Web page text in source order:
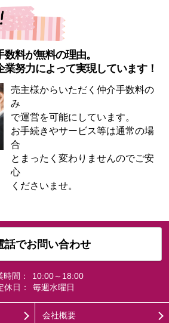
数料が無料の理由。
努力によって実現しています！
売主様からいただく仲介手数料の
み
で運営を可能にしています。
お手続きやサービス等は通常の場
合
とまったく変わりませんのでご安
心
くださいませ。
話でお問い合わせ
時間：
10:00～18:00
休日：
毎週水曜日
会社概要